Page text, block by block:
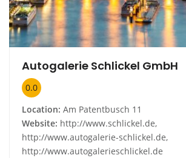
Autogalerie Schlickel GmbH
0.0
Location: Am Patentbusch 11
Website: http://www.schlickel.de,
http://www.autogalerie-schlickel.de,
http://www.autogalerieschlickel.de